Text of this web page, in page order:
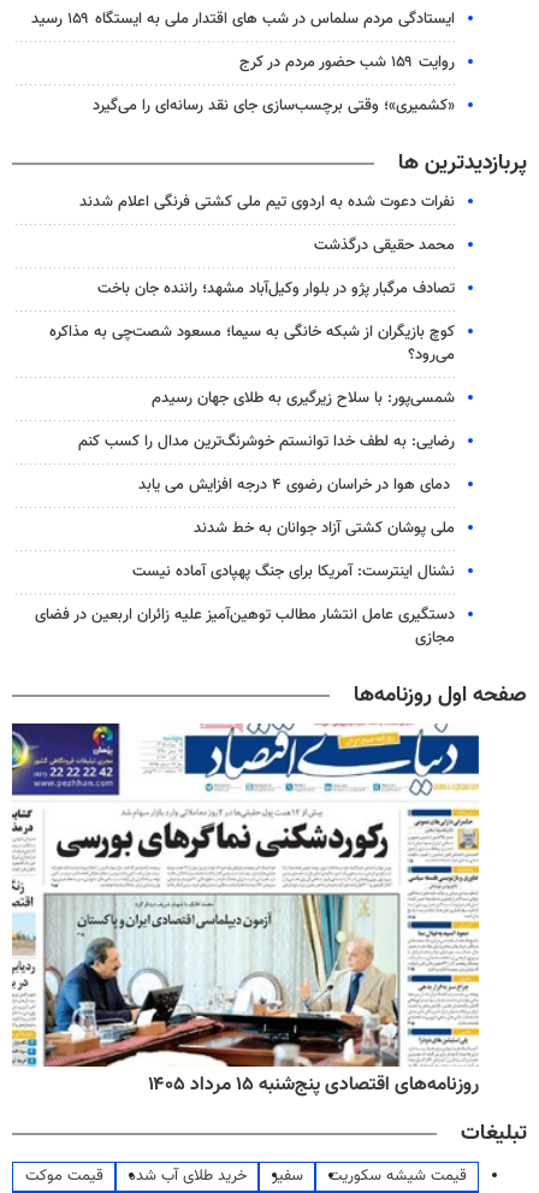
ایستادگی مردم سلماس در شب های اقتدار ملی به ایستگاه ۱۵۹ رسید
روایت ۱۵۹ شب حضور مردم در کرج
«کشمیری»؛ وقتی برچسب‌سازی جای نقد رسانه‌ای را می‌گیرد
پربازدیدترین ها
نفرات دعوت شده به اردوی تیم ملی کشتی فرنگی اعلام شدند
محمد حقیقی درگذشت
تصادف مرگبار پژو در بلوار وکیل‌آباد مشهد؛ راننده جان باخت
کوچ بازیگران از شبکه خانگی به سیما؛ مسعود شصت‌چی به مذاکره
می‌رود؟
شمسی‌پور: با سلاح زیرگیری به طلای جهان رسیدم
رضایی: به لطف خدا توانستم خوشرنگ‌ترین مدال را کسب کنم
دمای هوا در خراسان رضوی ۴ درجه افزایش می یابد
ملی پوشان کشتی آزاد جوانان به خط شدند
نشنال اینترست: آمریکا برای جنگ پهپادی آماده نیست
دستگیری عامل انتشار مطالب توهین‌آمیز علیه زائران اربعین در فضای
مجازی
صفحه اول روزنامه‌ها
روزنامه‌های اقتصادی پنج‌شنبه ۱۵ مرداد ۱۴۰۵
تبلیغات
قیمت شیشه سکوریت سفیر خرید طلای آب شده
قیمت موکت